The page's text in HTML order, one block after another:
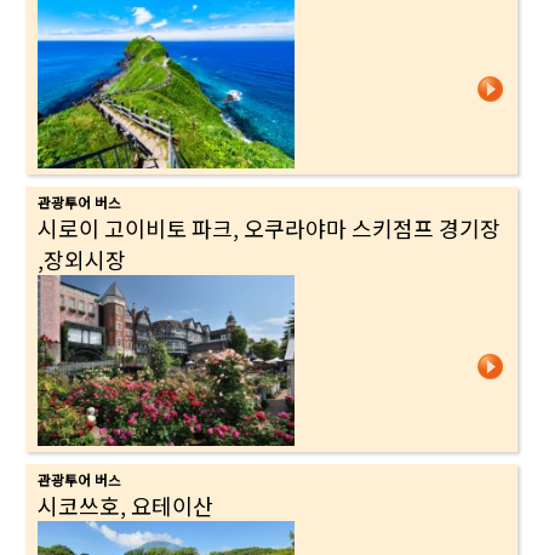
관광투어 버스
시로이 고이비토 파크, 오쿠라야마 스키점프 경기장
,장외시장
관광투어 버스
시코쓰호, 요테이산